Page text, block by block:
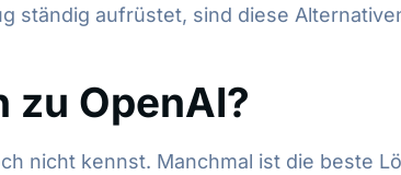
ständig aufrüstet, sind diese
zu OpenAI?
nicht kennst. Manchmal ist die beste